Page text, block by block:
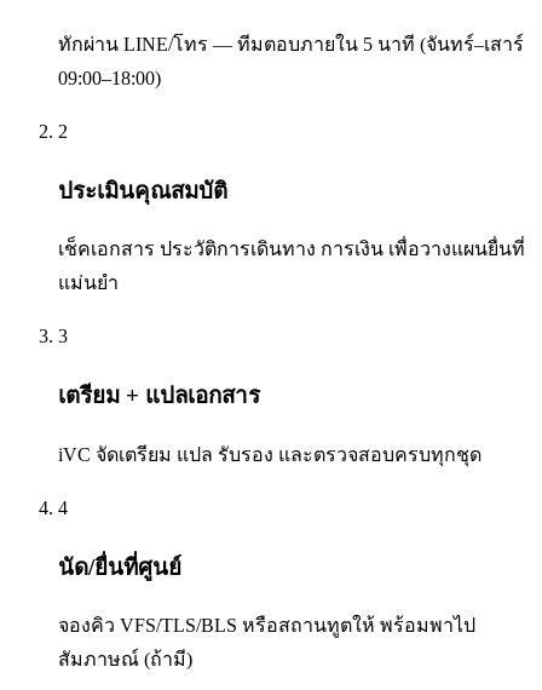
ทักผ่าน LINE/โทร — ทีมตอบภายใน 5 นาที (จันทร์–เสาร์
09:00–18:00)
2
ประเมินคุณสมบัติ
เช็คเอกสาร ประวัติการเดินทาง การเงิน เพื่อวางแผนยื่นที่
แม่นยำ
3
เตรียม + แปลเอกสาร
iVC จัดเตรียม แปล รับรอง และตรวจสอบครบทุกชุด
4
นัด/ยื่นที่ศูนย์
จองคิว VFS/TLS/BLS หรือสถานทูตให้ พร้อมพาไป
สัมภาษณ์ (ถ้ามี)